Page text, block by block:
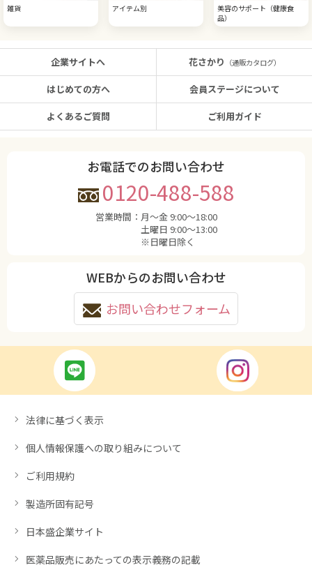
雑貨 アイテム別
美容のサポート（健康食
品）
企業サイトへ
はじめての方へ
よくあるご質問
花さかり （通販カタログ）
会員ステージについて
ご利用ガイド
お電話でのお問い合わせ
0120-488-588
営業時間： 月〜金 9:00〜18:00
土曜日 9:00〜13:00
※日曜日除く
WEBからのお問い合わせ
お問い合わせフォーム
法律に基づく表示
個人情報保護への取り組みについて
ご利用規約
製造所固有記号
日本盛企業サイト
医薬品販売にあたっての表示義務の記載